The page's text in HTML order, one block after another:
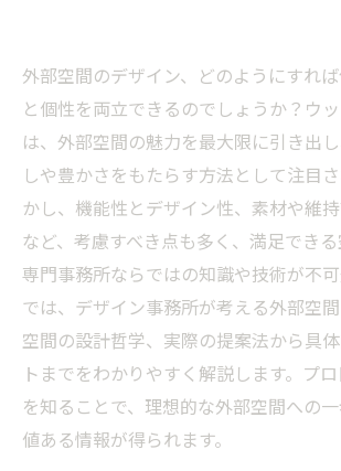
外部空間のデザイン、どのようにすれ
と個性を両立できるのでしょうか？ウ
は、外部空間の魅力を最大限に引き出
しや豊かさをもたらす方法として注目
かし、機能性とデザイン性、素材や維
など、考慮すべき点も多く、満足でき
専門事務所ならではの知識や技術が不
では、デザイン事務所が考える外部空
空間の設計哲学、実際の提案法から具
トまでをわかりやすく解説します。プ
を知ることで、理想的な外部空間への
値ある情報が得られます。